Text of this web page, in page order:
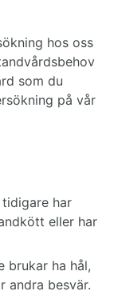
hos oss
som du
på vår
har
eller har
brukar ha hål,
andra besvär.